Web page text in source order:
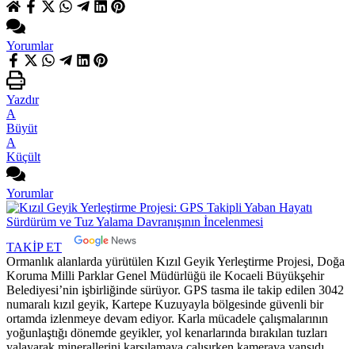
Yorumlar
Yazdır
A
Büyüt
A
Küçült
Yorumlar
TAKİP ET
Ormanlık alanlarda yürütülen Kızıl Geyik Yerleştirme Projesi, Doğa
Koruma Milli Parklar Genel Müdürlüğü ile Kocaeli Büyükşehir
Belediyesi’nin işbirliğinde sürüyor. GPS tasma ile takip edilen 3042
numaralı kızıl geyik, Kartepe Kuzuyayla bölgesinde güvenli bir
ortamda izlenmeye devam ediyor. Karla mücadele çalışmalarının
yoğunlaştığı dönemde geyikler, yol kenarlarında bırakılan tuzları